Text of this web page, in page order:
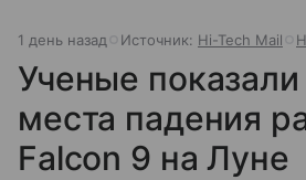
1 день назад Источник: Hi-Tech Mail
Ученые
места падения
Falcon 9 на Луне